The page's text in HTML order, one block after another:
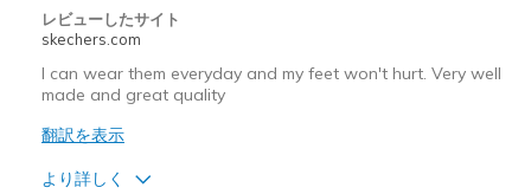
レビューしたサイト
skechers.com
I can wear them everyday and my feet won't hurt. Very well
made and great quality
翻訳を表示
より詳しく